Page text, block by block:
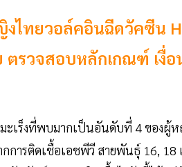
ไทยวอล์คอินฉีดวัคซีน
ตรวจสอบหลักเกณฑ์ เงื่
ะเร็งที่พบมากเป็นอันดับที่ 4 ของผู้ห
กการติดเชื้อเอชพีวี สายพันธุ์ 16,